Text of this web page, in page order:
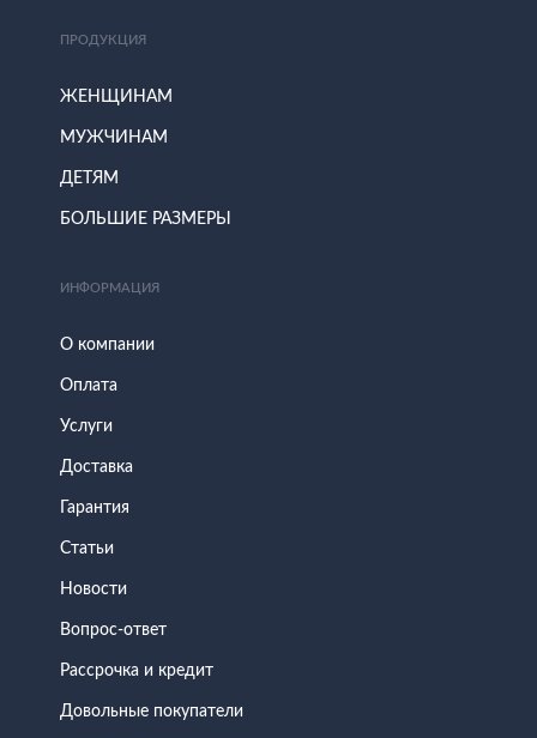
ПРОДУКЦИЯ
ЖЕНЩИНАМ
МУЖЧИНАМ
ДЕТЯМ
БОЛЬШИЕ РАЗМЕРЫ
ИНФОРМАЦИЯ
О компании
Оплата
Услуги
Доставка
Гарантия
Статьи
Новости
Вопрос-ответ
Рассрочка и кредит
Довольные покупатели